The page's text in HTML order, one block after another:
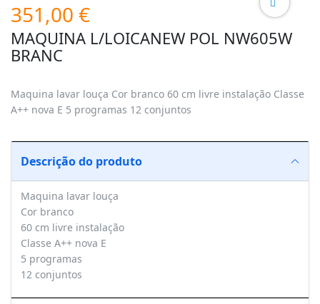
351,00 €
MAQUINA L/LOICANEW POL NW605W
BRANC
Maquina lavar louça Cor branco 60 cm livre instalação Classe
A++ nova E 5 programas 12 conjuntos
Descrição do produto
Maquina lavar louça
Cor branco
60 cm livre instalação
Classe A++ nova E
5 programas
12 conjuntos